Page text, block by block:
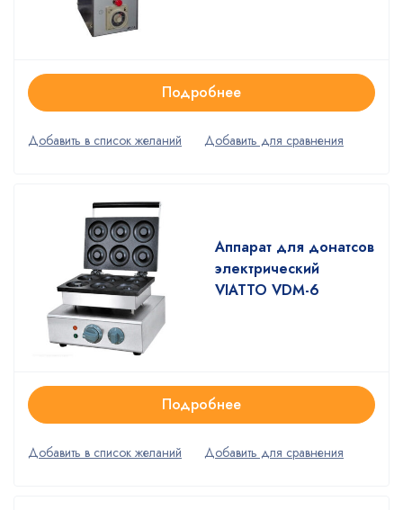
Подробнее
Аппарат для донатсов
электрический
VIATTO VDM-6
Подробнее